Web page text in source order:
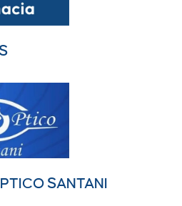
SANTANI